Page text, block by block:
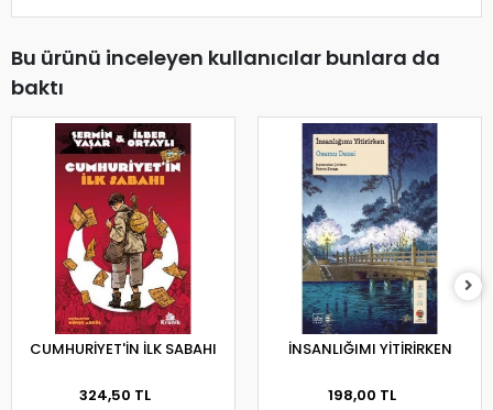
Bu ürünü inceleyen kullanıcılar bunlara da
baktı
CUMHURİYET'İN İLK SABAHI
324,50 TL
İNSANLIĞIMI YİTİRİRKEN
198,00 TL